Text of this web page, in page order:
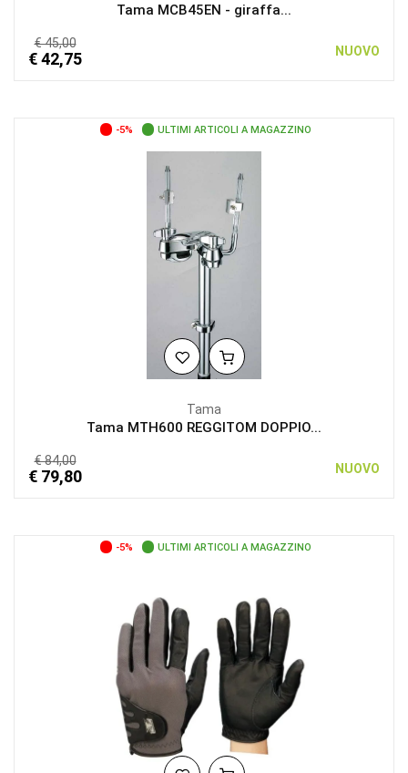
Tama MCB45EN - giraffa...
€ 45,00
€ 42,75 NUOVO
-5% ULTIMI ARTICOLI A MAGAZZINO
Tama
Tama MTH600 REGGITOM DOPPIO...
€ 84,00
€ 79,80 NUOVO
-5% ULTIMI ARTICOLI A MAGAZZINO